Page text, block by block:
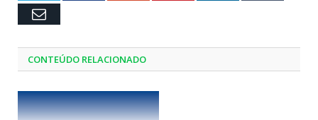
Email
CONTEÚDO RELACIONADO